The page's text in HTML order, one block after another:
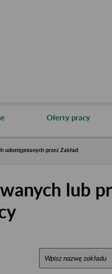
Oferty pracy
udostępnianych przez Zakład
lub